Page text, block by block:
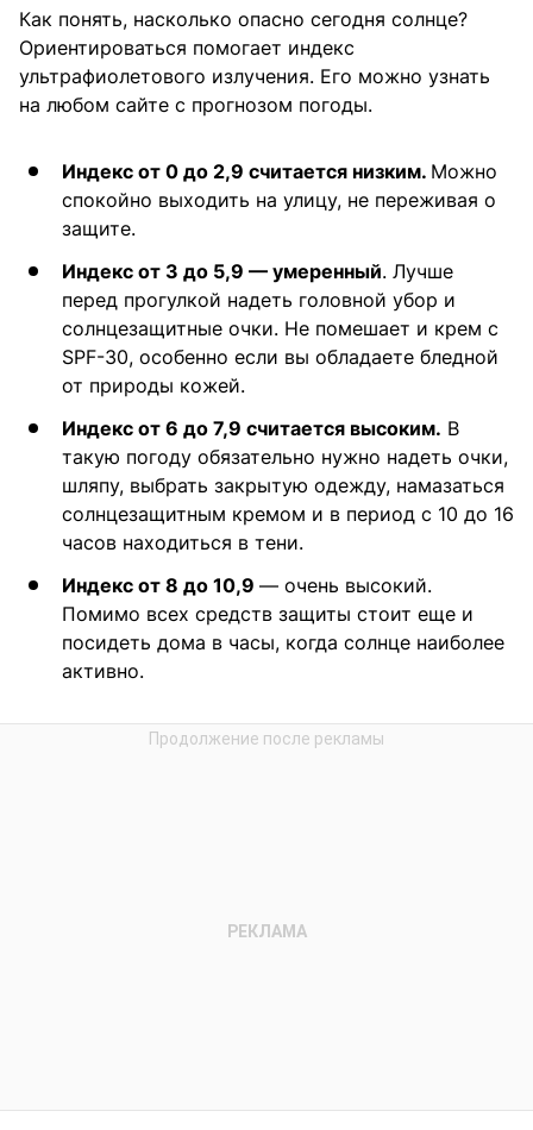
Как понять, насколько опасно сегодня солнце?
Ориентироваться помогает индекс
ультрафиолетового излучения. Его можно узнать
на любом сайте с прогнозом погоды.
Индекс от 0 до 2,9 считается низким. Можно
спокойно выходить на улицу, не переживая о
защите.
Индекс от 3 до 5,9 — умеренный. Лучше
перед прогулкой надеть головной убор и
солнцезащитные очки. Не помешает и крем с
SPF-30, особенно если вы обладаете бледной
от природы кожей.
Индекс от 6 до 7,9 считается высоким. В
такую погоду обязательно нужно надеть очки,
шляпу, выбрать закрытую одежду, намазаться
солнцезащитным кремом и в период с 10 до 16
часов находиться в тени.
Индекс от 8 до 10,9 — очень высокий.
Помимо всех средств защиты стоит еще и
посидеть дома в часы, когда солнце наиболее
активно.